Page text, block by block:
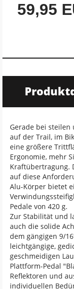
59,95
Gerade bei steilen
auf der Trail, im
eine größere
Ergonomie, mehr
Kraftübertragung.
auf diese
Alu-Körper bietet
Pedale von 420 g.
Zur Stabilität und
auch die solide
dem gängigen 9/
leichtgängige,
geschmeidigen
Plattform-Pedal
Reflektoren und
individuellen